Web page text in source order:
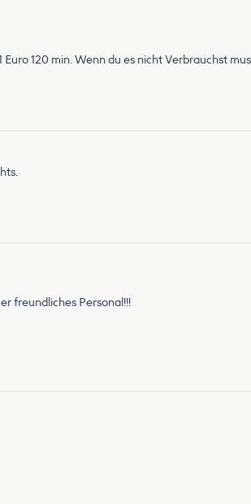
120 min. Wenn du es nicht Verbrauchst
freundliches Personal!!!